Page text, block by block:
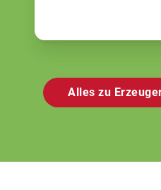
Alles zu